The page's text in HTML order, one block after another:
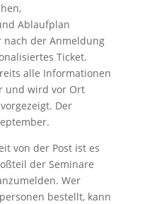
Ablaufplan
der Anmeldung
Ticket.
alle Informationen
und wird vor Ort
Der
von der Post ist es
der Seminare
Wer
bestellt, kann